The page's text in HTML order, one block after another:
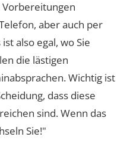
Vorbereitungen
aber auch per
also egal, wo Sie
die lästigen
Wichtig ist
dass diese
sind. Wenn das
Sie!"